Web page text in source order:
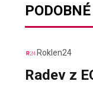
Roklen24
Radev z